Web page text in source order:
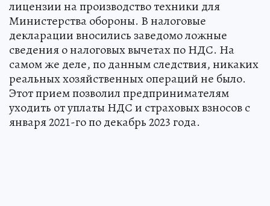
лицензии на производство техники для
Министерства обороны. В налоговые
декларации вносились заведомо ложные
сведения о налоговых вычетах по НДС. На
самом же деле, по данным следствия, никаких
реальных хозяйственных операций не было.
Этот прием позволил предпринимателям
уходить от уплаты НДС и страховых взносов с
января 2021-го по декабрь 2023 года.